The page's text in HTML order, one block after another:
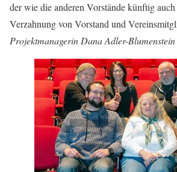
der wie die anderen Vorstände künftig auch
Verzahnung von Vorstand und
Projektmanagerin Dana Adler-